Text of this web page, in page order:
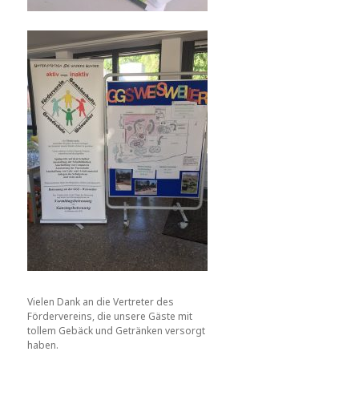
Vielen Dank an die Vertreter des
Fördervereins, die unsere Gäste mit
tollem Gebäck und Getränken versorgt
haben.